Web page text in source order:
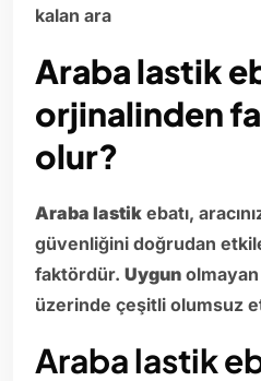
kalan ara
Araba lastik
orjinalinden
olur?
Araba lastik ebatı,
güvenliğini doğrudan
faktördür. Uygun
üzerinde çeşitli olumsuz
Araba lastik